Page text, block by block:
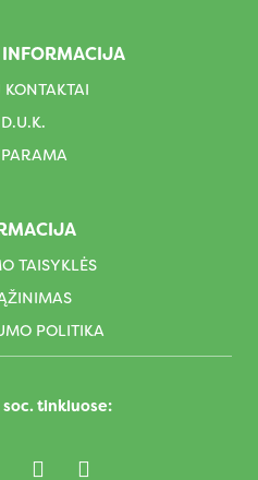
KONTAKTAI
D.U.K.
PARAMA
TAISYKLĖS
POLITIKA
soc. tinkluose: